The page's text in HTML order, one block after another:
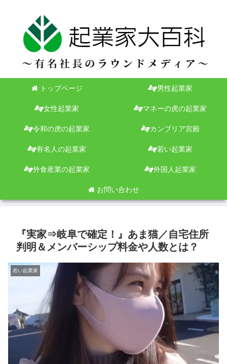
トップページ 男性起業家
女性起業家 マネーの虎の起業家
令和の虎の起業家 カンブリア宮殿
有名人の起業家 若い起業家
外食産業の起業家 外国人起業家
お問い合わせ
『実家⇒岐阜で確定！』あま猫／自宅住所
判明＆メンバーシップ料金や人数とは？
若い起業家